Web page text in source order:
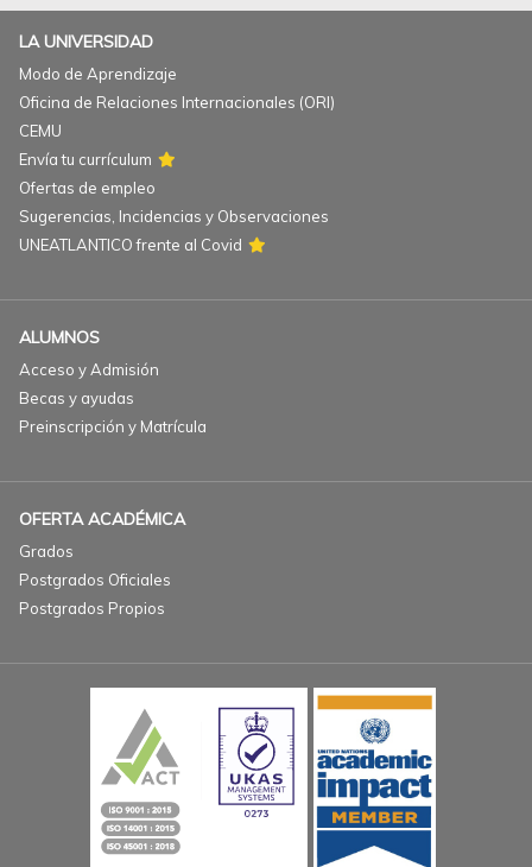
LA UNIVERSIDAD
Modo de Aprendizaje
Oficina de Relaciones Internacionales (ORI)
CEMU
Envía tu currículum
Ofertas de empleo
Sugerencias, Incidencias y Observaciones
UNEATLANTICO frente al Covid
ALUMNOS
Acceso y Admisión
Becas y ayudas
Preinscripción y Matrícula
OFERTA ACADÉMICA
Grados
Postgrados Oficiales
Postgrados Propios